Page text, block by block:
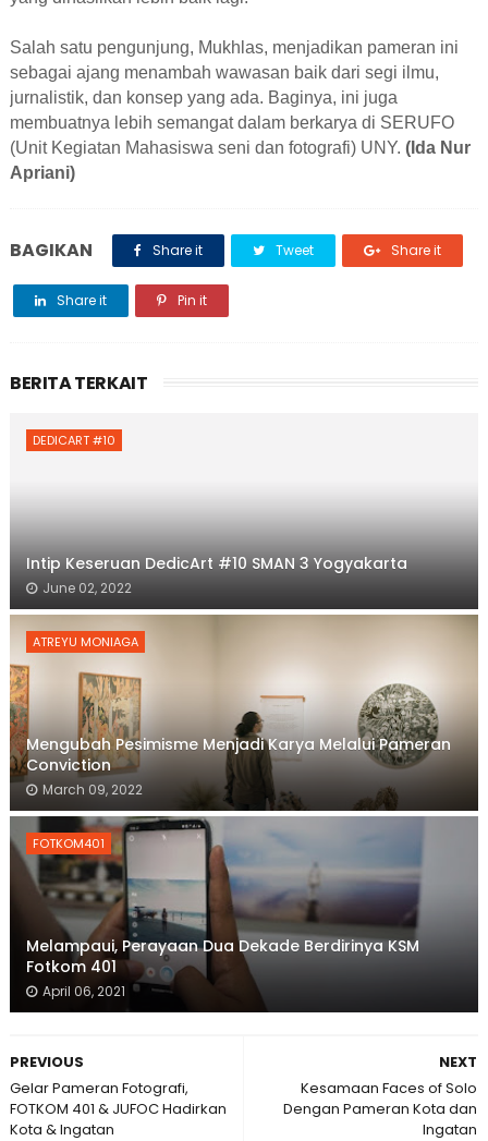
Salah satu pengunjung, Mukhlas, menjadikan pameran ini
sebagai ajang menambah wawasan baik dari segi ilmu,
jurnalistik, dan konsep yang ada. Baginya, ini juga
membuatnya lebih semangat dalam berkarya di SERUFO
(Unit Kegiatan Mahasiswa seni dan fotografi) UNY. (Ida Nur
Apriani)
BAGIKAN Share it Tweet Share it
Share it Pin it
BERITA TERKAIT
DEDICART #10
Intip Keseruan DedicArt #10 SMAN 3 Yogyakarta
June 02, 2022
ATREYU MONIAGA
Mengubah Pesimisme Menjadi Karya Melalui Pameran
Conviction
March 09, 2022
FOTKOM401
Melampaui, Perayaan Dua Dekade Berdirinya KSM
Fotkom 401
April 06, 2021
NEXT
Kesamaan Faces of Solo
Dengan Pameran Kota dan
Ingatan
PREVIOUS
Gelar Pameran Fotografi,
FOTKOM 401 & JUFOC Hadirkan
Kota & Ingatan